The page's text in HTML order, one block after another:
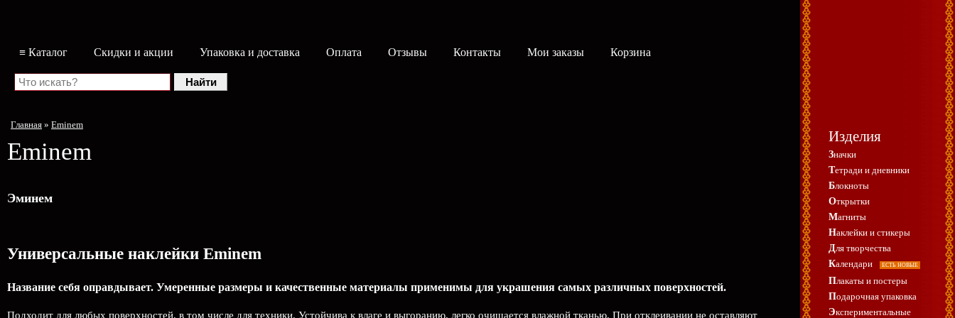
≡ Каталог Скидки и акции Упаковка и доставка Оплата Отзывы Контакты Мои заказы Корзина
Главная » Eminem
Eminem
Эминем
Универсальные наклейки Eminem
Название себя оправдывает. Умеренные размеры и качественные материалы применимы для украшения самых различных поверхностей.
Подходит для любых поверхностей, в том числе для техники. Устойчива к влаге и выгоранию, легко очищается влажной тканью. При отклеивании не оставляют
Изделия
Значки
Тетради и дневники
Блокноты
Открытки
Магниты
Наклейки и стикеры
Для творчества
Календари
ЕСТЬ НОВЫЕ
Плакаты и постеры
Подарочная упаковка
Экспериментальные